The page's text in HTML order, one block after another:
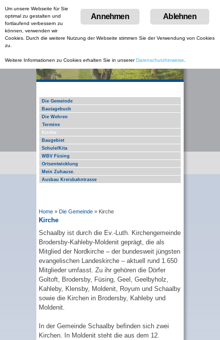
Skip
to
content
Die Gemeinde
Bautagebuch
Die Wehren
Termine
Kirche
Baugebiet
Schule/Kita
WBV Füsing
Ortsentwicklung
Mein Zuhause.
Ausbau Kreisbahntrasse
Home » Die Gemeinde » Kirche
Kirche
Schaalby ist durch die Ev.-Luth. Kirchengemeinde
Brodersby-Kahleby-Moldenit geprägt, die als
Mitglied der Nordkirche – der bundesweit jüngsten
evangelischen Landeskirche – aktuell rund 1.650
Mitglieder umfasst. Zu ihr gehören die Dörfer
Goltoft, Brodersby, Füsing, Geel, Geelbyholz,
Kahleby, Klensby, Moldenit, Royum und Schaalby
sowie die Kirchen in Brodersby, Kahleby und
Moldenit.
In der Gemeinde Schaalby befinden sich zwei
Kirchen. In Moldenit steht die aus dem 12.
Ablehnen
Annehmen
Um unsere Webseite für Sie
optimal zu gestalten und
fortlaufend verbessern zu
können, verwenden wir
Cookies. Durch die weitere Nutzung der Webseite stimmen Sie der Verwendung von Cookies
zu.
Weitere Informationen zu Cookies erhalten Sie in unsererDatenschutzhinweise